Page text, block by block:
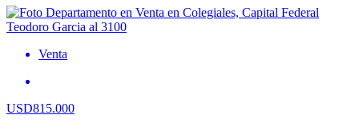
Venta
USD815.000